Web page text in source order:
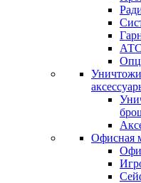
Офисная